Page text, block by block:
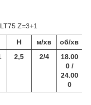
Z=3+1
H м/хв
об/хв
2,5 2/4
18.00
0 /
24.00
0